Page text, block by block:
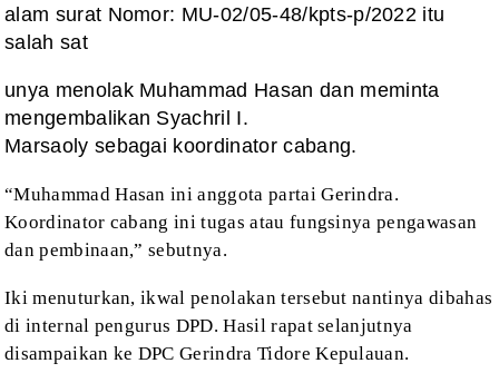
alam surat Nomor: MU-02/05-48/kpts-p/2022 itu
salah sat
unya menolak Muhammad Hasan dan meminta
mengembalikan Syachril I.
Marsaoly sebagai koordinator cabang.
“Muhammad Hasan ini anggota partai Gerindra.
Koordinator cabang ini tugas atau fungsinya pengawasan
dan pembinaan,” sebutnya.
Iki menuturkan, ikwal penolakan tersebut nantinya dibahas
di internal pengurus DPD. Hasil rapat selanjutnya
disampaikan ke DPC Gerindra Tidore Kepulauan.